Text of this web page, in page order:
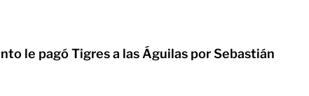
le pagó Tigres a las Águilas por Sebastián